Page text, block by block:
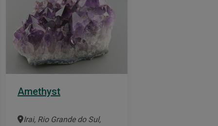
Amethyst
Irai, Rio Grande do Sul,